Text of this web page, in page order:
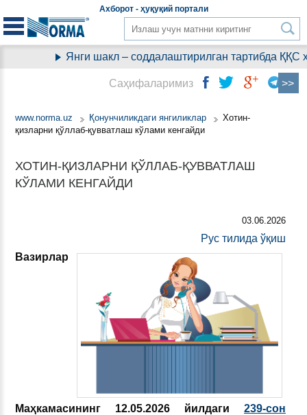
Aхборот - ҳуқуқийпортали
Янги шакл – соддалаштирилган тартибда ҚҚС
www.norma.uz Қонунчиликдаги янгиликлар
Хотин-
қизларни қўллаб-қувватлаш кўлами кенгайди
ХОТИН-ҚИЗЛАРНИ ҚЎЛЛАБ-ҚУВВАТЛАШ
КЎЛАМИ КЕНГАЙДИ
03.06.2026
Рус тилида ўқиш
Вазирлар
Маҳкамасининг 12.05.2026 йилдаги239-сон
Саҳифаларимиз